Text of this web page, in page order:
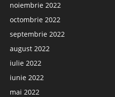
noiembrie 2022
octombrie 2022
septembrie 2022
august 2022
iulie 2022
iunie 2022
mai 2022